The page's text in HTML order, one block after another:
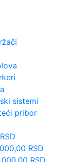
sistemi
pribor
RSD
RSD